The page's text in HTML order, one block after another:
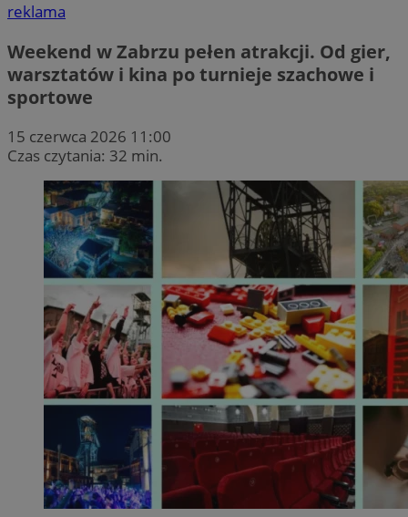
reklama
Weekend w Zabrzu pełen atrakcji. Od gier,
warsztatów i kina po turnieje szachowe i
sportowe
15 czerwca 2026 11:00
Czas czytania: 32 min.